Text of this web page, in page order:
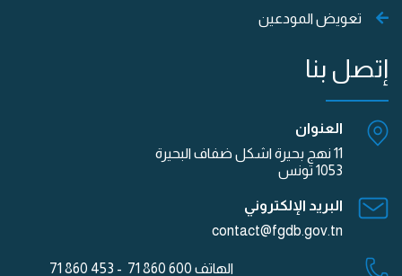
تعويض المودعين
إتصل بنا
العنوان
1053 تونس
البريد الإلكتروني
contact@fgdb.gov.tn
الهاتف600 860 71 - 453 860 71